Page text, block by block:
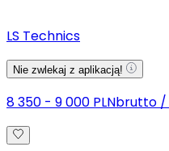
LS Technics
Nie zwlekaj z aplikacją!
8 350 - 9 000 PLNbrutto /